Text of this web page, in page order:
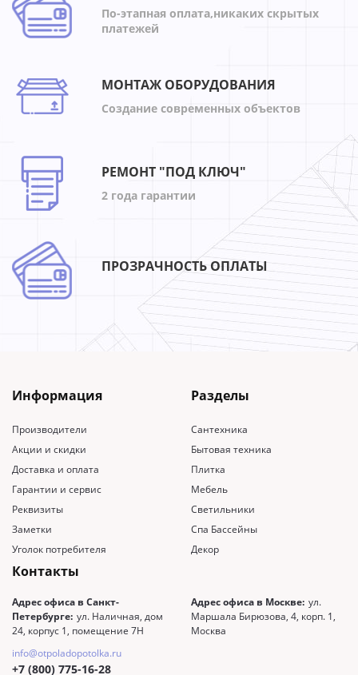
По-этапная оплата,никаких скрытых
платежей
МОНТАЖ ОБОРУДОВАНИЯ
Создание современных объектов
РЕМОНТ "ПОД КЛЮЧ"
2 года гарантии
ПРОЗРАЧНОСТЬ ОПЛАТЫ
Информация
Производители
Акции и скидки
Доставка и оплата
Гарантии и сервис
Реквизиты
Заметки
Уголок потребителя
Разделы
Сантехника
Бытовая техника
Плитка
Мебель
Светильники
Спа Бассейны
Декор
Контакты
Адрес офиса в Санкт-
Петербурге: ул. Наличная, дом
24, корпус 1, помещение 7Н
Адрес офиса в Москве: ул.
Маршала Бирюзова, 4, корп. 1,
Москва
info@otpoladopotolka.ru
+7 (800) 775-16-28